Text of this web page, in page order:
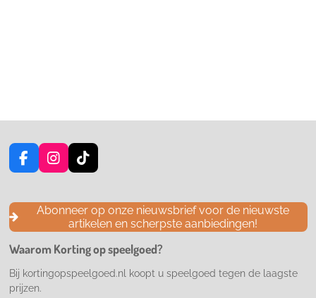
F
a
e
o
k
I
n
t
a
g
r
a
m
T
i
T
o
k
Abonneer op onze nieuwsbrief voor de nieuwste
artikelen en scherpste aanbiedingen!
Waarom Korting op speelgoed?
Bij kortingopspeelgoed.nl koopt u speelgoed tegen de laagste
prijzen.